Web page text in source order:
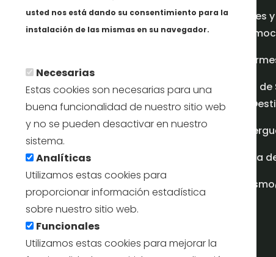
usted nos está dando su consentimiento para la
instalación de las mismas en su navegador.
Necesarias
Estas cookies son necesarias para una
buena funcionalidad de nuestro sitio web
y no se pueden desactivar en nuestro
sistema.
Analíticas
Utilizamos estas cookies para
proporcionar información estadística
sobre nuestro sitio web.
Funcionales
Utilizamos estas cookies para mejorar la
Plan
en
Casa